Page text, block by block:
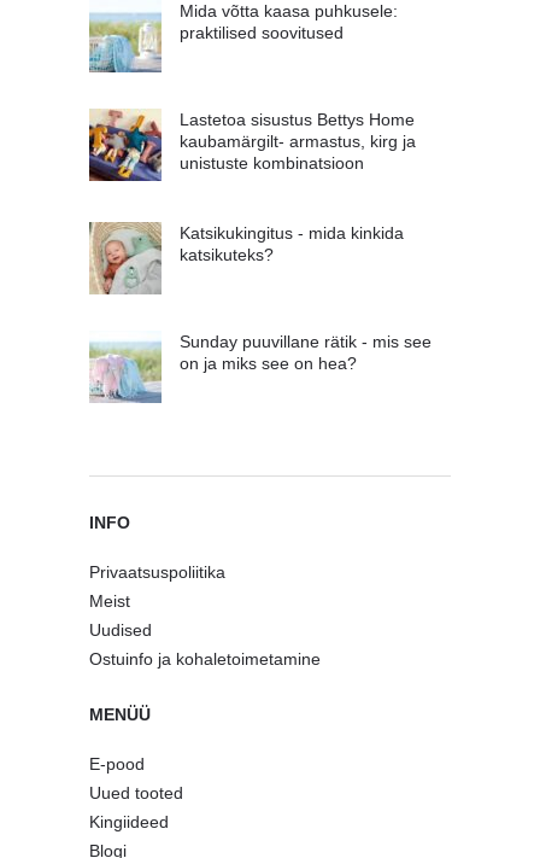
Mida võtta kaasa puhkusele:
praktilised soovitused
Lastetoa sisustus Bettys Home
kaubamärgilt- armastus, kirg ja
unistuste kombinatsioon
Katsikukingitus - mida kinkida
katsikuteks?
Sunday puuvillane rätik - mis see
on ja miks see on hea?
INFO
Privaatsuspoliitika
Meist
Uudised
Ostuinfo ja kohaletoimetamine
MENÜÜ
E-pood
Uued tooted
Kingiideed
Blogi